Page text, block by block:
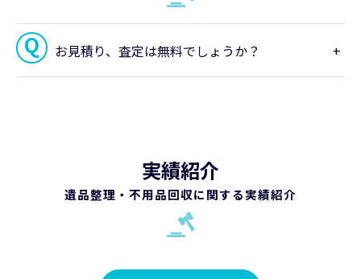
お見積り、査定は無料でしょうか？
実績紹介
遺品整理・不用品回収に関する実績紹介